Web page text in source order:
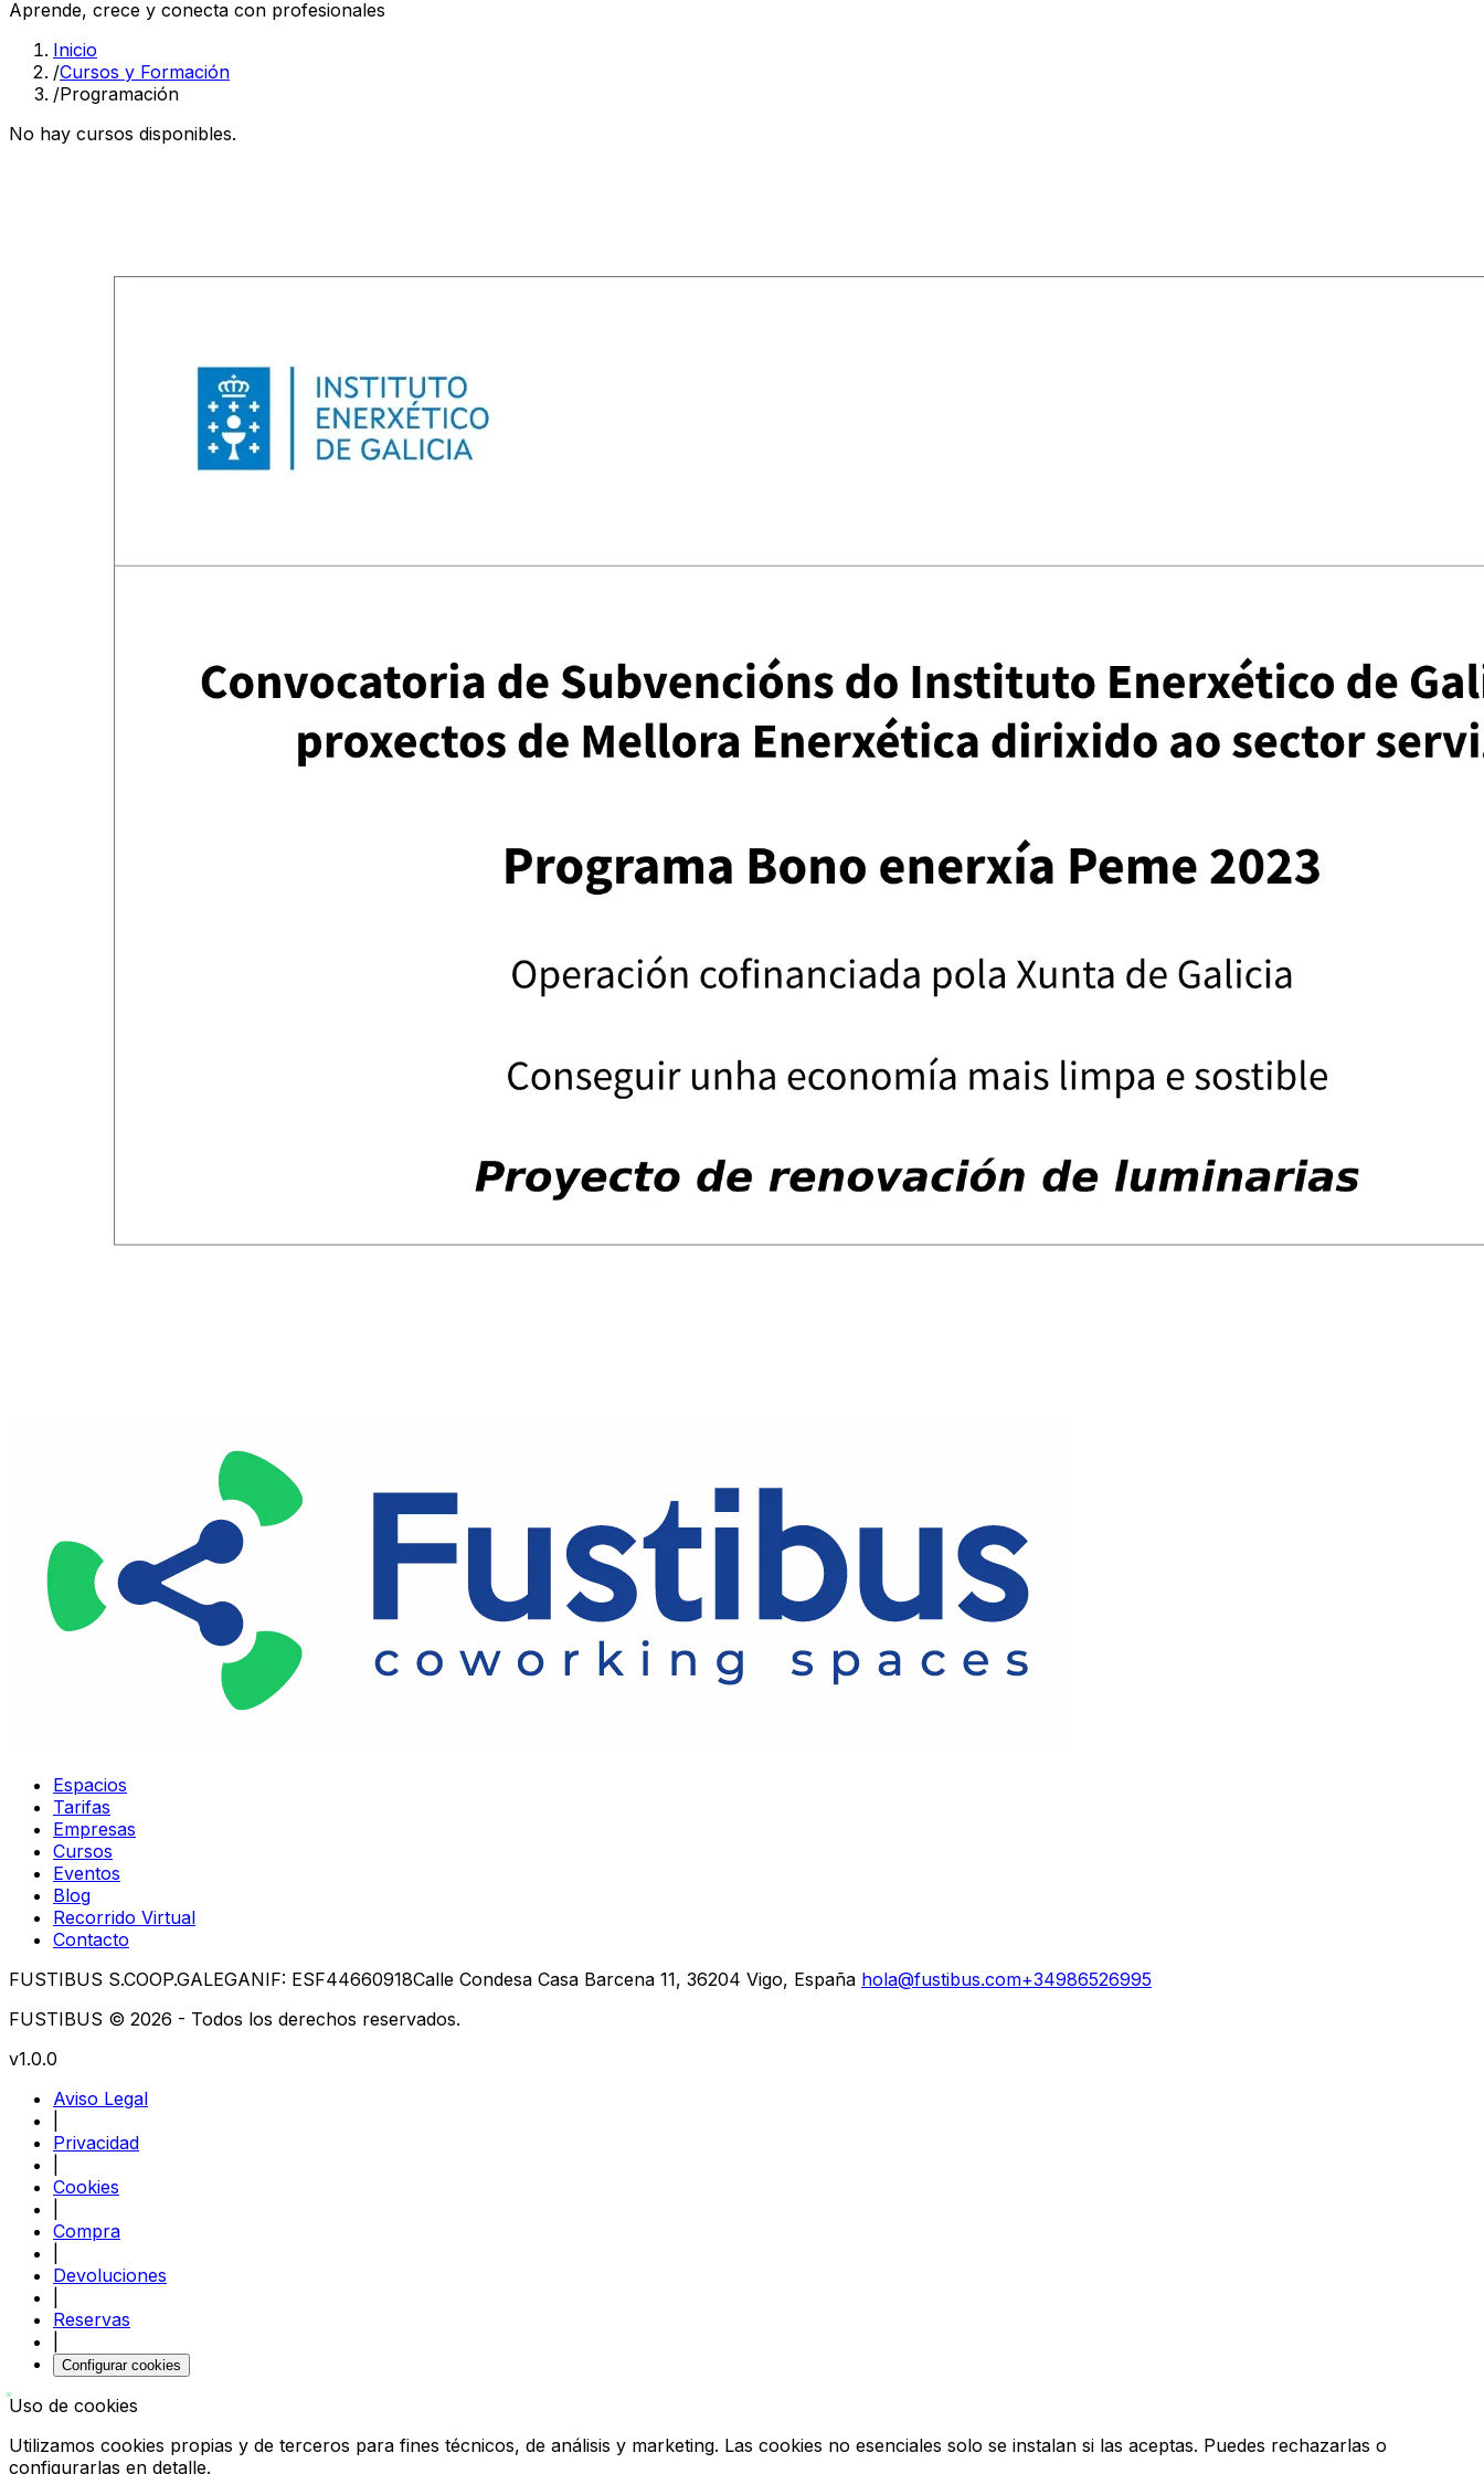
Aprende, crece y conecta con profesionales
Inicio
/Cursos y Formación
/Programación
No hay cursos disponibles.
Espacios
Tarifas
Empresas
Cursos
Eventos
Blog
Recorrido Virtual
Contacto
FUSTIBUS S.COOP.GALEGANIF: ESF44660918Calle Condesa Casa Barcena 11, 36204 Vigo, España hola@fustibus.com+34986526995
FUSTIBUS © 2026 - Todos los derechos reservados.
v1.0.0
Aviso Legal
Privacidad
Cookies
Compra
Devoluciones
Reservas
Configurar cookies
Uso de cookies
Utilizamos cookies propias y de terceros para fines técnicos, de análisis y marketing. Las cookies no esenciales solo se instalan si las aceptas. Puedes rechazarlas o
configurarlas en detalle.